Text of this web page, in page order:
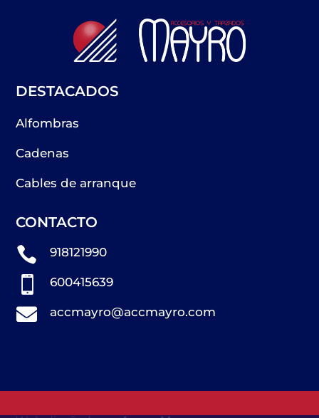
DESTACADOS
Alfombras
Cadenas
Cables de arranque
CONTACTO
 918121990
 600415639
 accmayro@accmayro.com